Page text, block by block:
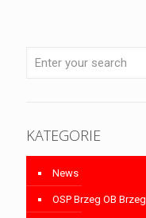
KATEGORIE
News
OSP Brzeg OB Brzeg